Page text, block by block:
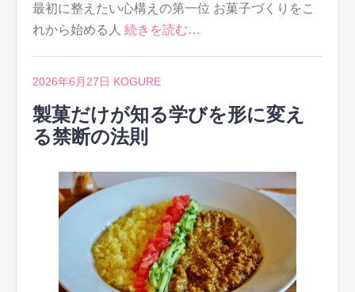
最初に整えたい心構えの第一位 お菓子づくりをこ
れから始める人 続きを読む…
2026年6月27日 KOGURE
製菓だけが知る学びを形に変え
る禁断の法則